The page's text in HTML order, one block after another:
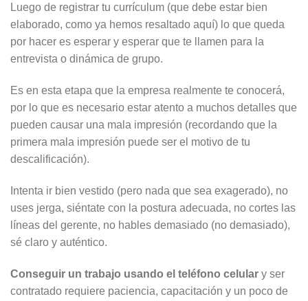
Luego de registrar tu currículum (que debe estar bien
elaborado, como ya hemos resaltado aquí) lo que queda
por hacer es esperar y esperar que te llamen para la
entrevista o dinámica de grupo.
Es en esta etapa que la empresa realmente te conocerá,
por lo que es necesario estar atento a muchos detalles que
pueden causar una mala impresión (recordando que la
primera mala impresión puede ser el motivo de tu
descalificación).
Intenta ir bien vestido (pero nada que sea exagerado), no
uses jerga, siéntate con la postura adecuada, no cortes las
líneas del gerente, no hables demasiado (no demasiado),
sé claro y auténtico.
Conseguir un trabajo usando el teléfono celular y ser
contratado requiere paciencia, capacitación y un poco de